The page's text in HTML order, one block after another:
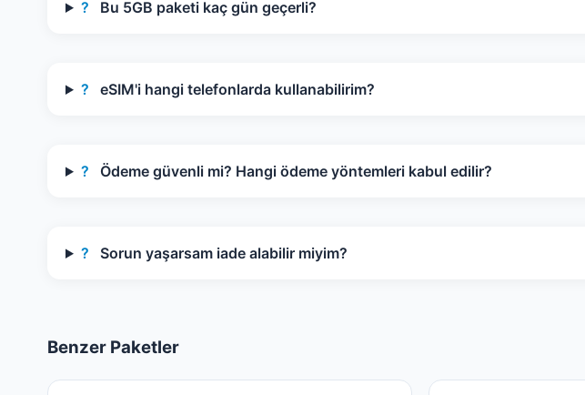
? Bu 5GB paketi kaç gün geçerli?
? eSIM'i hangi telefonlarda kullanabilirim?
? Ödeme güvenli mi? Hangi ödeme yöntemleri kabul edilir?
? Sorun yaşarsam iade alabilir miyim?
Benzer Paketler